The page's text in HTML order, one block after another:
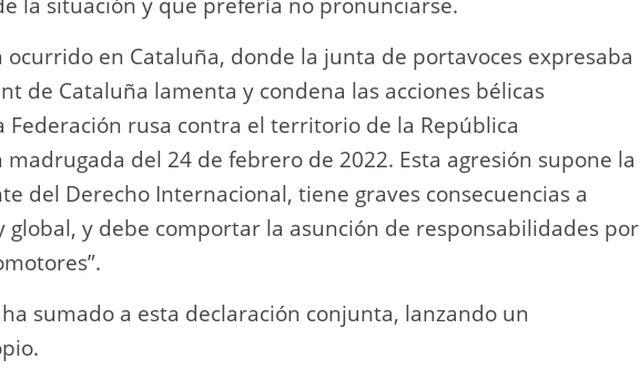
ocurrido en Cataluña, donde la junta de portavoces expresaba
de Cataluña lamenta y condena las acciones bélicas
Federación rusa contra el territorio de la República
madrugada del 24 de febrero de 2022. Esta agresión supone la
del Derecho Internacional, tiene graves consecuencias a
global, y debe comportar la asunción de responsabilidades por
sumado a esta declaración conjunta, lanzando un